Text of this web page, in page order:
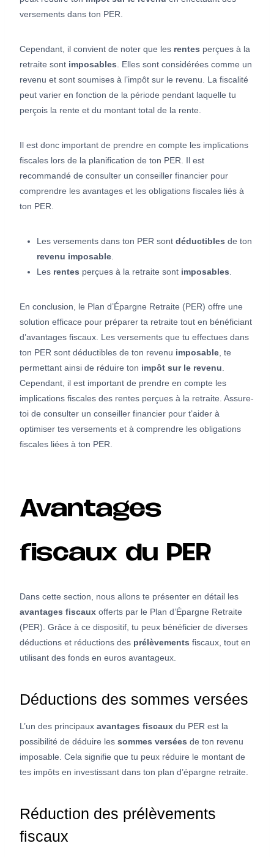
versements dans ton PER.
Cependant, il convient de noter que les rentes perçues à la
retraite sont imposables . Elles sont considérées comme un
revenu et sont soumises à l’impôt sur le revenu. La fiscalité
peut varier en fonction de la période pendant laquelle tu
perçois la rente et du montant total de la rente.
Il est donc important de prendre en compte les implications
fiscales lors de la planification de ton PER. Il est
recommandé de consulter un conseiller financier pour
comprendre les avantages et les obligations fiscales liés à
ton PER.
Les versements dans ton PER sont déductibles de ton
revenu imposable
Les rentes perçues à la retraite sont imposables
En conclusion, le Plan d’Épargne Retraite (PER) offre une
solution efficace pour préparer ta retraite tout en bénéficiant
d’avantages fiscaux. Les versements que tu effectues dans
ton PER sont déductibles de ton revenu imposable , te
permettant ainsi de réduire ton impôt sur le revenu
Cependant, il est important de prendre en compte les
implications fiscales des rentes perçues à la retraite. Assure-
toi de consulter un conseiller financier pour t’aider à
optimiser tes versements et à comprendre les obligations
fiscales liées à ton PER.
Avantages
fiscaux du PER
Dans cette section, nous allons te présenter en détail les
avantages fiscaux offerts par le Plan d’Épargne Retraite
(PER). Grâce à ce dispositif, tu peux bénéficier de diverses
déductions et réductions des prélèvements fiscaux, tout en
utilisant des fonds en euros avantageux.
Déductions des sommes versées
L’un des principaux avantages fiscaux du PER est la
possibilité de déduire les sommes versées de ton revenu
imposable. Cela signifie que tu peux réduire le montant de
tes impôts en investissant dans ton plan d’épargne retraite.
Réduction des prélèvements
fiscaux